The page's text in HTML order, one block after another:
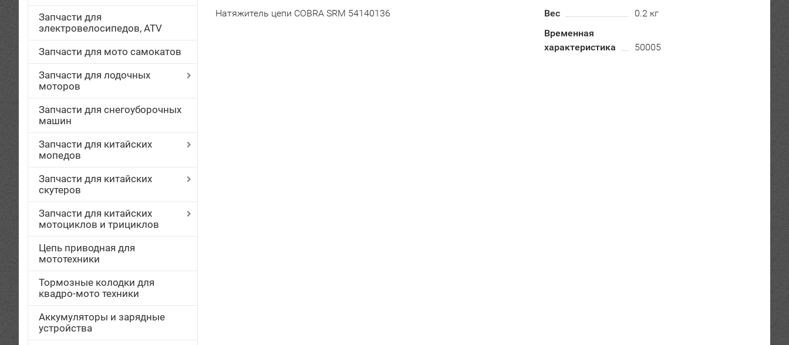
Запчасти для
электровелосипедов, ATV
Запчасти для мото самокатов
Запчасти для лодочных
моторов
Запчасти для снегоуборочных
машин
Запчасти для китайских
мопедов
Запчасти для китайских
скутеров
Запчасти для китайских
мотоциклов и трициклов
Цепь приводная для
мототехники
Тормозные колодки для
квадро-мото техники
Аккумуляторы и зарядные
устройства
Натяжитель цепи COBRA SRM 54140136 Вес
0.2 кг
Временная
характеристика
50005